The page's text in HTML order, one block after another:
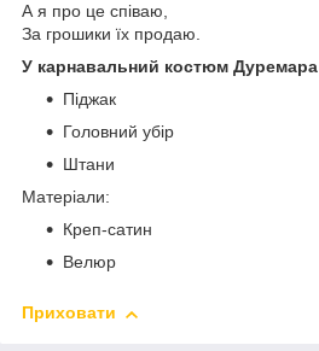
А я про це співаю,
За грошики їх продаю.
У карнавальний костюм Дуремара
Піджак
Головний убір
Штани
Матеріали:
Креп-сатин
Велюр
Приховати